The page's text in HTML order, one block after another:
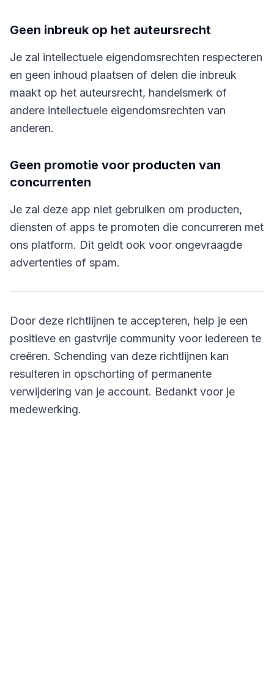
Geen inbreuk op het auteursrecht
Je zal intellectuele eigendomsrechten respecteren
en geen inhoud plaatsen of delen die inbreuk
maakt op het auteursrecht, handelsmerk of
andere intellectuele eigendomsrechten van
anderen.
Geen promotie voor producten van
concurrenten
Je zal deze app niet gebruiken om producten,
diensten of apps te promoten die concurreren met
ons platform. Dit geldt ook voor ongevraagde
advertenties of spam.
Door deze richtlijnen te accepteren, help je een
positieve en gastvrije community voor iedereen te
creëren. Schending van deze richtlijnen kan
resulteren in opschorting of permanente
verwijdering van je account. Bedankt voor je
medewerking.